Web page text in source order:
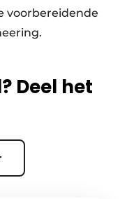
voorbereidende
Deel het